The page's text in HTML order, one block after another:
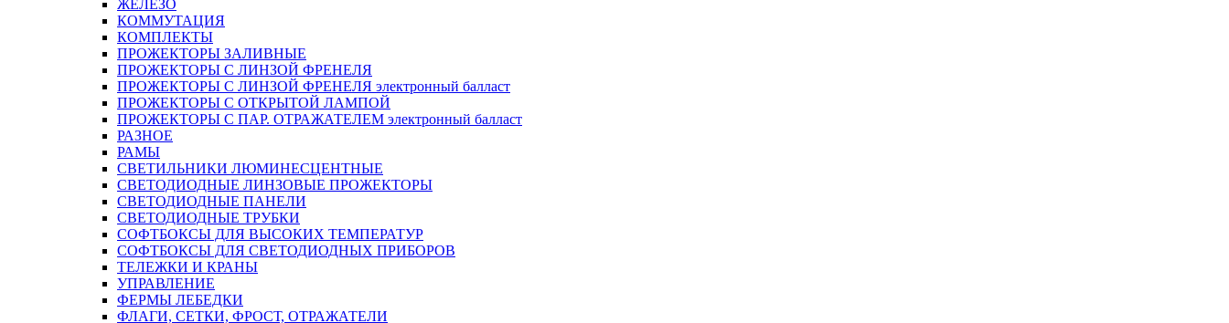
ЖЕЛЕЗО
КОММУТАЦИЯ
КОМПЛЕКТЫ
ПРОЖЕКТОРЫ ЗАЛИВНЫЕ
ПРОЖЕКТОРЫ С ЛИНЗОЙ ФРЕНЕЛЯ
ПРОЖЕКТОРЫ С ЛИНЗОЙ ФРЕНЕЛЯ электронный балласт
ПРОЖЕКТОРЫ С ОТКРЫТОЙ ЛАМПОЙ
ПРОЖЕКТОРЫ С ПАР. ОТРАЖАТЕЛЕМ электронный балласт
РАЗНОЕ
РАМЫ
СВЕТИЛЬНИКИ ЛЮМИНЕСЦЕНТНЫЕ
СВЕТОДИОДНЫЕ ЛИНЗОВЫЕ ПРОЖЕКТОРЫ
СВЕТОДИОДНЫЕ ПАНЕЛИ
СВЕТОДИОДНЫЕ ТРУБКИ
СОФТБОКСЫ ДЛЯ ВЫСОКИХ ТЕМПЕРАТУР
СОФТБОКСЫ ДЛЯ СВЕТОДИОДНЫХ ПРИБОРОВ
ТЕЛЕЖКИ И КРАНЫ
УПРАВЛЕНИЕ
ФЕРМЫ ЛЕБЕДКИ
ФЛАГИ, СЕТКИ, ФРОСТ, ОТРАЖАТЕЛИ